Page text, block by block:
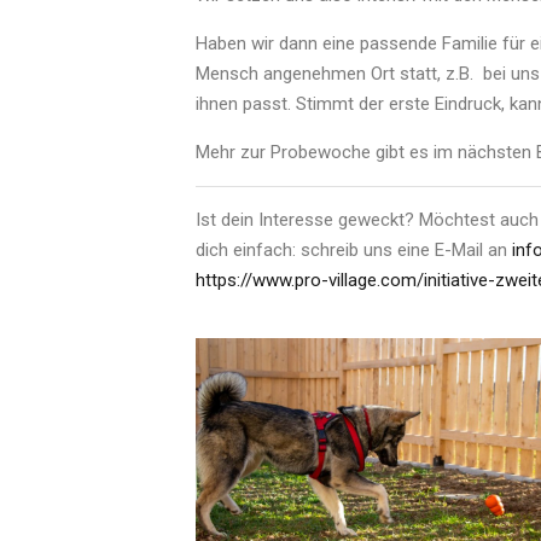
Haben wir dann eine passende Familie für
Mensch angenehmen Ort statt, z.B. bei
ihnen passt. Stimmt der erste Eindruck,
Mehr zur Probewoche gibt es im nächsten
Ist dein Interesse geweckt? Möchtest
dich einfach: schreib uns eine E-Mail an
https://www.pro-village.com/initiative-